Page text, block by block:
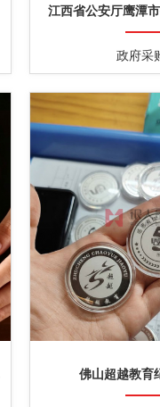
江西省公安厅鹰潭
政府采
佛山超越教育